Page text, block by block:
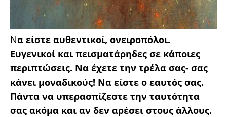
Να είστε αυθεντικοί, ονειροπόλοι.
Ευγενικοί και πεισματάρηδες σε κάποιες
περιπτώσεις. Να έχετε την τρέλα σας- σας
κάνει μοναδικούς! Να είστε ο εαυτός σας.
Πάντα να υπερασπίζεστε την ταυτότητα
σας ακόμα και αν δεν αρέσει στους άλλους.